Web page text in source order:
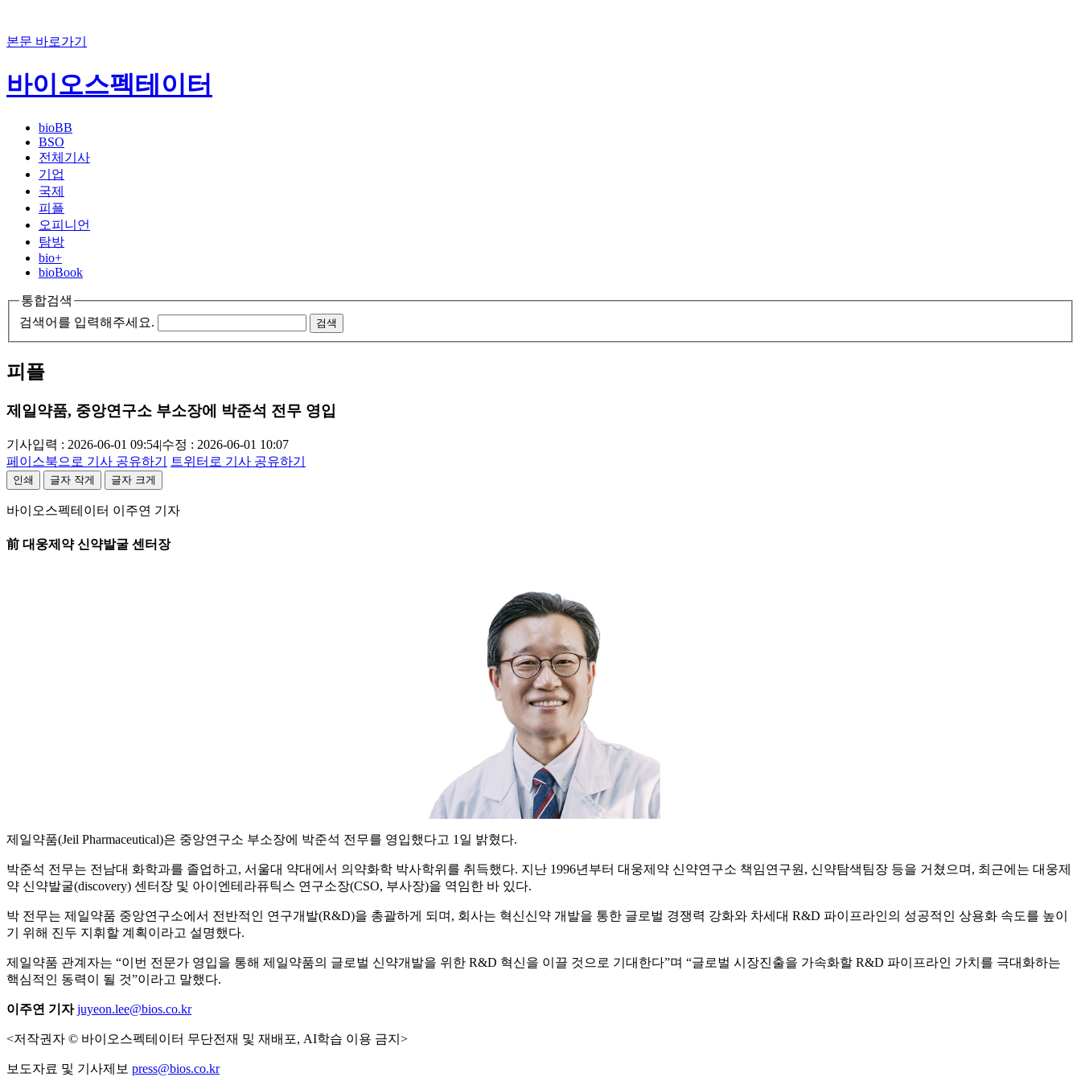
본문 바로가기
바이오스펙테이터
bioBB
BSO
전체기사
기업
국제
피플
오피니언
탐방
bio+
bioBook
통합검색
검색어를 입력해주세요.
검색
피플
제일약품, 중앙연구소 부소장에 박준석 전무 영입
기사입력 : 2026-06-01 09:54|수정 : 2026-06-01 10:07
페이스북으로 기사 공유하기
트위터로 기사 공유하기
인쇄 글자 작게 글자 크게
바이오스펙테이터 이주연 기자
前 대웅제약 신약발굴 센터장
제일약품(Jeil Pharmaceutical)은 중앙연구소 부소장에 박준석 전무를 영입했다고 1일 밝혔다.
박준석 전무는 전남대 화학과를 졸업하고, 서울대 약대에서 의약화학 박사학위를 취득했다. 지난 1996년부터 대웅제약 신약연구소 책임연구원, 신약탐색팀장 등을 거쳤으며, 최근에는 대웅제
약 신약발굴(discovery) 센터장 및 아이엔테라퓨틱스 연구소장(CSO, 부사장)을 역임한 바 있다.
박 전무는 제일약품 중앙연구소에서 전반적인 연구개발(R&D)을 총괄하게 되며, 회사는 혁신신약 개발을 통한 글로벌 경쟁력 강화와 차세대 R&D 파이프라인의 성공적인 상용화 속도를 높이
기 위해 진두 지휘할 계획이라고 설명했다.
제일약품 관계자는 “이번 전문가 영입을 통해 제일약품의 글로벌 신약개발을 위한 R&D 혁신을 이끌 것으로 기대한다”며 “글로벌 시장진출을 가속화할 R&D 파이프라인 가치를 극대화하는
핵심적인 동력이 될 것”이라고 말했다.
이주연 기자 juyeon.lee@bios.co.kr
<저작권자 © 바이오스펙테이터 무단전재 및 재배포, AI학습 이용 금지>
보도자료 및 기사제보 press@bios.co.kr